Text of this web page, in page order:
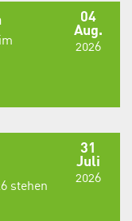
04
Aug.
2026
31
Juli
2026
stehen